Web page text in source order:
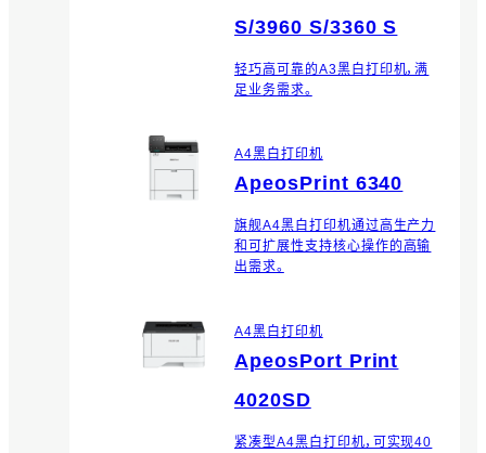
无服务器身份验证
能机和打印机之间共享用户身份
验证信息的应用程序。
S/3960 S/3360 S
轻巧高可靠的A3黑白打印机，满
足业务需求。
A4黑白打印机
ApeosPrint 6340
旗舰A4黑白打印机通过高生产力
和可扩展性支持核心操作的高输
出需求。
A4黑白打印机
ApeosPort Print
4020SD
紧凑型A4黑白打印机，可实现40